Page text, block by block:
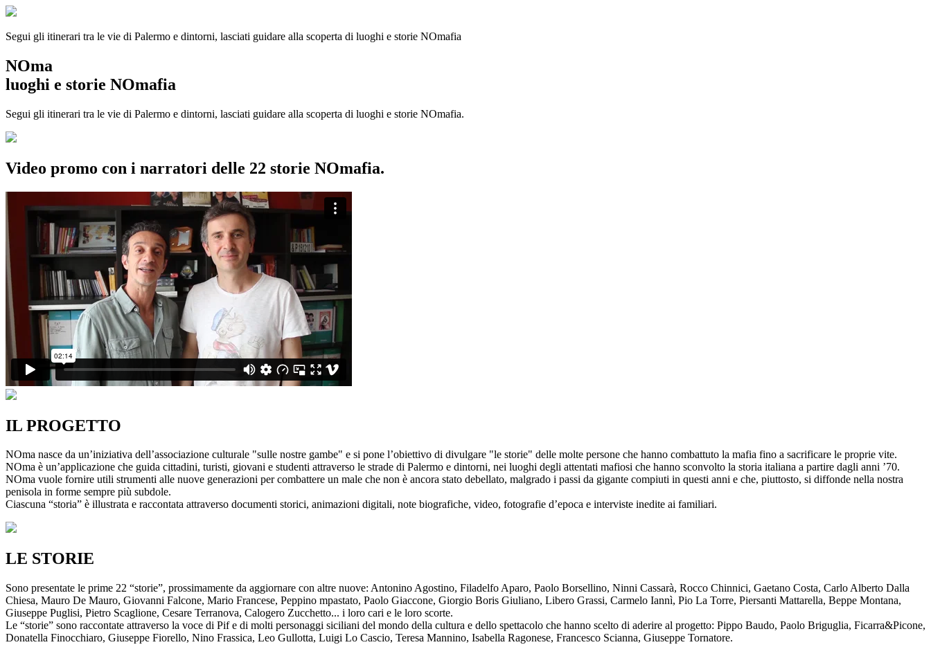
Segui gli itinerari tra le vie di Palermo e dintorni, lasciati guidare alla scoperta di luoghi e storie NOmafia
NOma
luoghi e storie NOmafia
Segui gli itinerari tra le vie di Palermo e dintorni, lasciati guidare alla scoperta di luoghi e storie NOmafia.
Video promo con i narratori delle 22 storie NOmafia.
IL PROGETTO
NOma nasce da un’iniziativa dell’associazione culturale "sulle nostre gambe" e si pone l’obiettivo di divulgare "le storie" delle molte persone che hanno combattuto la mafia fino a sacrificare le proprie vite.
NOma è un’applicazione che guida cittadini, turisti, giovani e studenti attraverso le strade di Palermo e dintorni, nei luoghi degli attentati mafiosi che hanno sconvolto la storia italiana a partire dagli anni ’70.
NOma vuole fornire utili strumenti alle nuove generazioni per combattere un male che non è ancora stato debellato, malgrado i passi da gigante compiuti in questi anni e che, piuttosto, si diffonde nella nostra
penisola in forme sempre più subdole.
Ciascuna “storia” è illustrata e raccontata attraverso documenti storici, animazioni digitali, note biografiche, video, fotografie d’epoca e interviste inedite ai familiari.
LE STORIE
Sono presentate le prime 22 “storie”, prossimamente da aggiornare con altre nuove: Antonino Agostino, Filadelfo Aparo, Paolo Borsellino, Ninni Cassarà, Rocco Chinnici, Gaetano Costa, Carlo Alberto Dalla
Chiesa, Mauro De Mauro, Giovanni Falcone, Mario Francese, Peppino mpastato, Paolo Giaccone, Giorgio Boris Giuliano, Libero Grassi, Carmelo Iannì, Pio La Torre, Piersanti Mattarella, Beppe Montana,
Giuseppe Puglisi, Pietro Scaglione, Cesare Terranova, Calogero Zucchetto... i loro cari e le loro scorte.
Le “storie” sono raccontate attraverso la voce di Pif e di molti personaggi siciliani del mondo della cultura e dello spettacolo che hanno scelto di aderire al progetto: Pippo Baudo, Paolo Briguglia, Ficarra&Picone,
Donatella Finocchiaro, Giuseppe Fiorello, Nino Frassica, Leo Gullotta, Luigi Lo Cascio, Teresa Mannino, Isabella Ragonese, Francesco Scianna, Giuseppe Tornatore.